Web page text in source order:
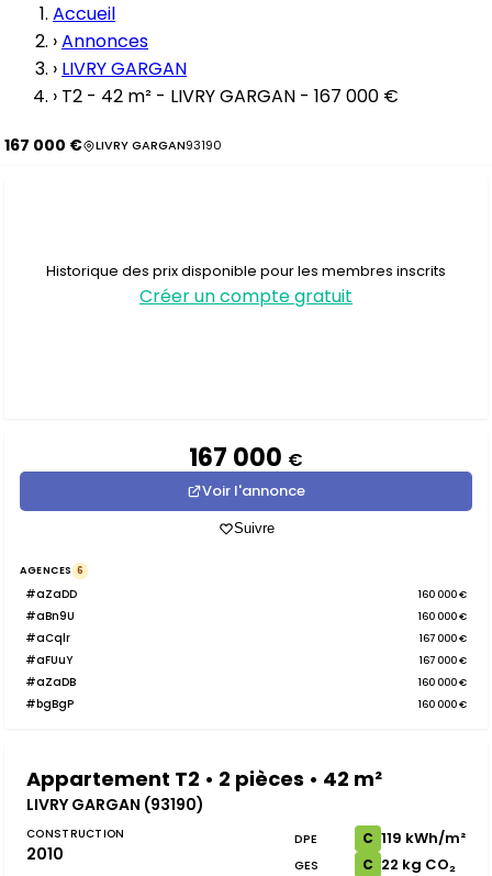
Accueil
›Annonces
› LIVRY GARGAN
› T2 - 42 m² - LIVRY GARGAN - 167 000 €
167 000 € LIVRY GARGAN93190
Historique des prix disponible pour les membres inscrits
Créer un compte gratuit
167 000 €
Voir l'annonce
Suivre
AGENCES 6
#aZaDD 160 000 €
#aBn9U 160 000 €
#aCqlr 167 000 €
#aFUuY 167 000 €
#aZaDB 160 000 €
#bgBgP 160 000 €
Appartement T2 • 2 pièces • 42 m²
LIVRY GARGAN (93190)
CONSTRUCTION
2010
DPE C 119 kWh/m²
GES C 22 kg CO₂